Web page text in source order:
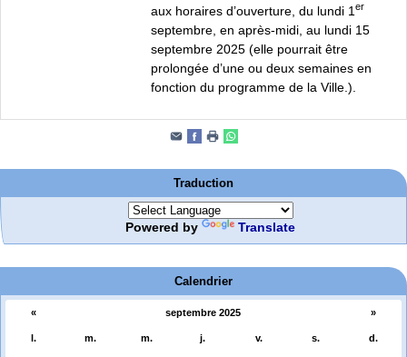
aux horaires d’ouverture, du lundi 1 er
septembre, en après-midi, au lundi 15
septembre 2025 (elle pourrait être
prolongée d’une ou deux semaines en
fonction du programme de la Ville.).
Traduction
Powered by Translate
Calendrier
« septembre 2025 »
l. m. m. j. v. s. d.